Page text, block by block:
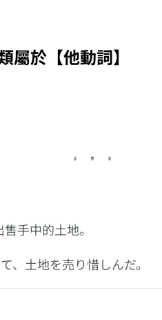
於【他動詞】
手中的土地。
、土地を売り惜しんだ。